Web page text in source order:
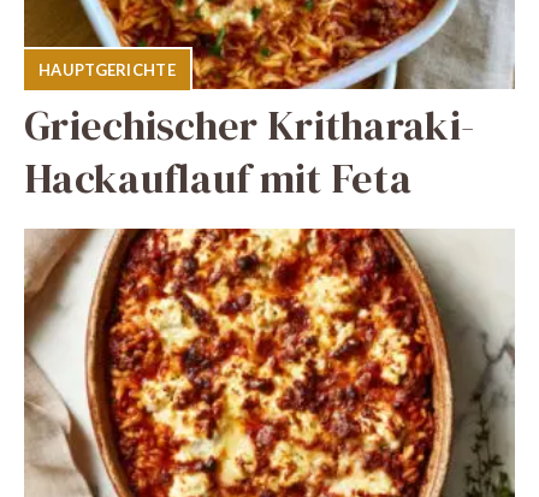
HAUPTGERICHTE
Griechischer Kritharaki-
Hackauflauf mit Feta